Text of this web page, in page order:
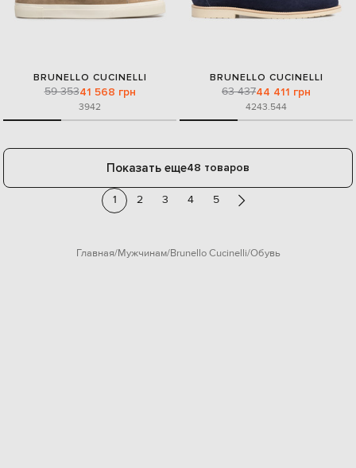
BRUNELLO CUCINELLI
59 35341 568 грн
3942
BRUNELLO CUCINELLI
63 43744 411 грн
4243.544
Показать еще48 товаров
1 2 3 4 5
Главная Мужчинам Brunello Cucinelli Обувь